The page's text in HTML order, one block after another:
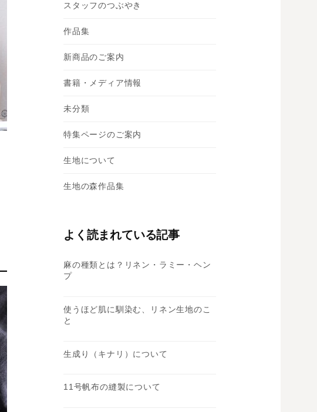
スタッフのつぶやき
作品集
新商品のご案内
書籍・メディア情報
未分類
特集ページのご案内
生地について
生地の森作品集
よく読まれている記事
麻の種類とは？リネン・ラミー・ヘン
プ
使うほど肌に馴染む、リネン生地のこ
と
生成り（キナリ）について
11号帆布の縫製について